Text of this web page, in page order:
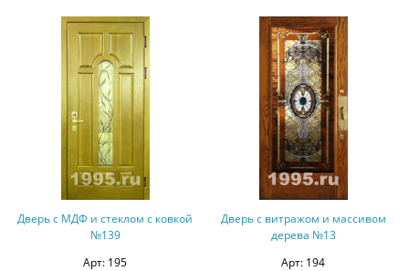
Дверь с МДФ и стеклом с ковкой
№139
Арт: 195
Дверь с витражом и массивом
дерева №13
Арт: 194